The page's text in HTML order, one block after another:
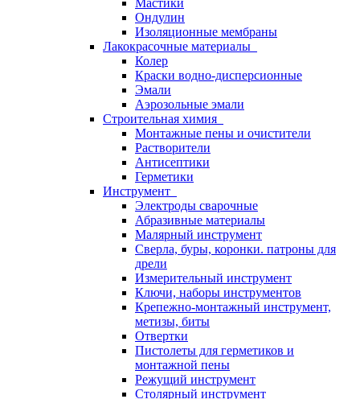
Мастики
Ондулин
Изоляционные мембраны
Лакокрасочные материалы
Колер
Краски водно-дисперсионные
Эмали
Аэрозольные эмали
Строительная химия
Монтажные пены и очистители
Растворители
Антисептики
Герметики
Инструмент
Электроды сварочные
Абразивные материалы
Малярный инструмент
Сверла, буры, коронки. патроны для
дрели
Измерительный инструмент
Ключи, наборы инструментов
Крепежно-монтажный инструмент,
метизы, биты
Отвертки
Пистолеты для герметиков и
монтажной пены
Режущий инструмент
Столярный инструмент